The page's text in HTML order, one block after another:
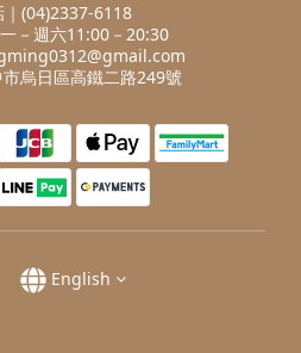
｜(04)2337-6118
－週六11:00－20:30
烏日區高鐵二路249號
English